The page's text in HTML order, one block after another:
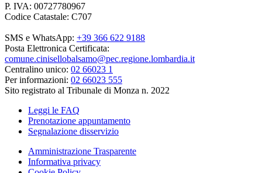
P. IVA: 00727780967
Codice Catastale: C707
SMS e WhatsApp: +39 366 622 9188
Posta Elettronica Certificata:
comune.cinisellobalsamo@pec.regione.lombardia.it
Centralino unico: 02 66023 1
Per informazioni: 02 66023 555
Sito registrato al Tribunale di Monza n. 2022
Leggi le FAQ
Prenotazione appuntamento
Segnalazione disservizio
Amministrazione Trasparente
Informativa privacy